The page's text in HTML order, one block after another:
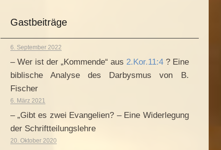
Gastbeiträge
6. September 2022
– Wer ist der „Kommende“ aus 2.Kor.11:4? Eine
biblische Analyse des Darbysmus von B.
Fischer
6. März 2021
– „Gibt es zwei Evangelien? – Eine Widerlegung
der Schriftteilungslehre
20. Oktober 2020